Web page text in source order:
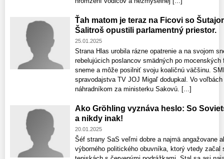
Ťah matom je teraz na Ficovi so
Šalitroš opustili parlamentný priestor.
25.01.2025
Strana Hlas urobila rázne opatrenie a na svojom
rebelujúcich poslancov smädných po
sneme a môže posilniť svoju koaličnú väčšinu.
spravodajstva TV JOJ Migaľ dodupkal. Vo
náhradníkom za ministerku Sakovú. [...]
Ako Gröhling vyznáva heslo: So
a nikdy inak!
20.01.2025
Šéf strany SaS veľmi dobre a najmä angažovane
výborného politického obuvníka, ktorý vtedy začal